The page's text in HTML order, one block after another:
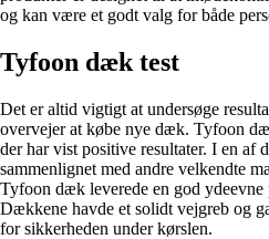
og kan være et godt valg for både
Tyfoon dæk test
Det er altid vigtigt at undersøge
overvejer at købe nye dæk. Tyfoon
der har vist positive resultater. I en af
sammenlignet med andre velkendte
Tyfoon dæk leverede en god ydeevne
Dækkene havde et solidt vejgreb og
for sikkerheden under kørslen.